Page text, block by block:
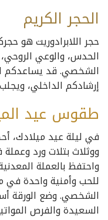
الحجر الكريم
حجر اللابرادوريت هو
الحدس، والوعي الروحي،
الشخصي. قد يساعدكم
إرشادكم الداخلي،
طقوس عيد
في ليلة عيد ميلادك،
ووثلاث بتلات ورد
واحتفظ بالعملة
للحب وأمنية واحدة في
الشخصي. وضع الورقة
السعيدة والفرص